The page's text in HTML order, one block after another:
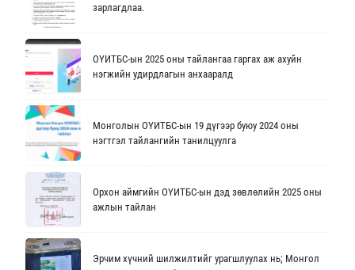
зарлагдлаа.
ОҮИТБС-ын 2025 оны тайлангаа гаргах аж ахуйн
нэгжийн удирдлагын анхааралд
Монголын ОҮИТБС-ын 19 дүгээр буюу 2024 оны
нэгтгэл тайлангийн танилцуулга
Орхон аймгийн ОҮИТБС-ын дэд зөвлөлийн 2025 оны
ажлын тайлан
Эрчим хүчний шилжилтийг урагшлуулах нь; Монгол